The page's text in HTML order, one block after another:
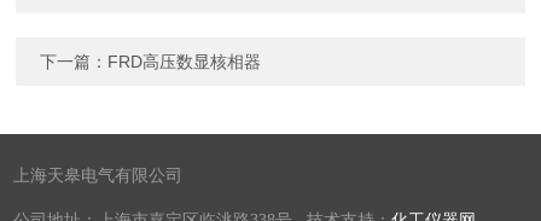
下一篇： FRD高压数显核相器
上海天皋电气有限公司